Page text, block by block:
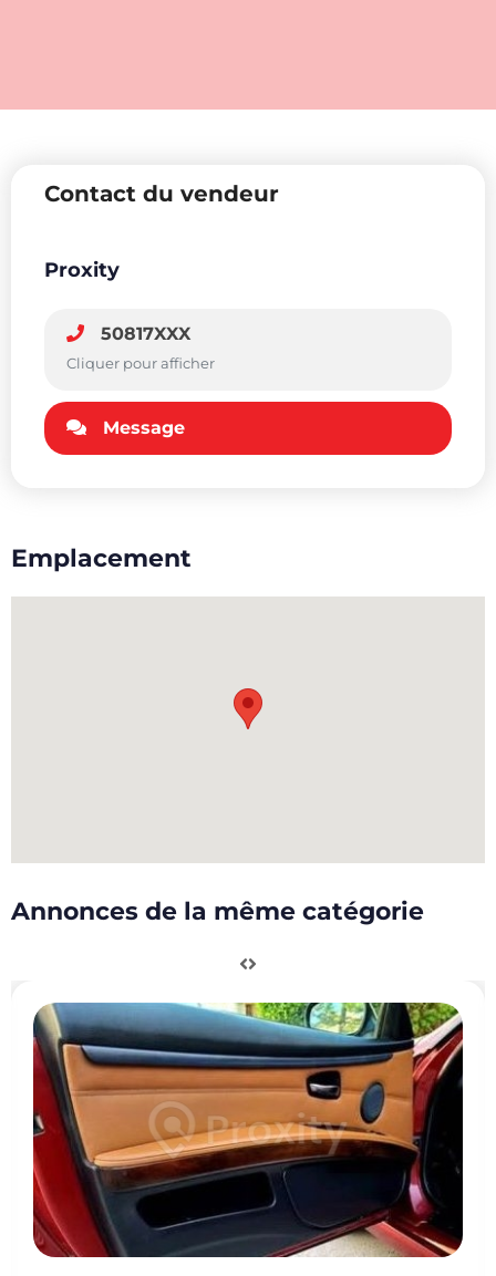
Contact du vendeur
Proxity
50817XXX
Cliquer pour afficher
Message
Emplacement
Annonces de la même catégorie